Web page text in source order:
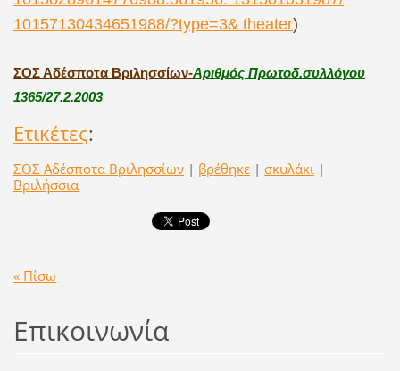
10157130434651988/?type=3& theater)
ΣΟΣ Αδέσποτα Βριλησσίων-Αριθμός Πρωτοδ.συλλόγου
1365/27.2.2003
Ετικέτες:
ΣΟΣ Αδέσποτα Βριλησσίων | βρέθηκε | σκυλάκι |
Βριλήσσια
« Πίσω
Επικοινωνία